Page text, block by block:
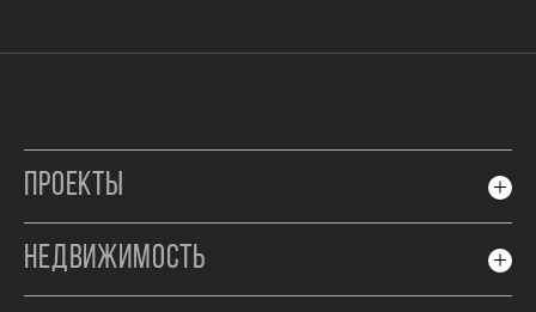
ПРОЕКТЫ
НЕДВИЖИМОСТЬ